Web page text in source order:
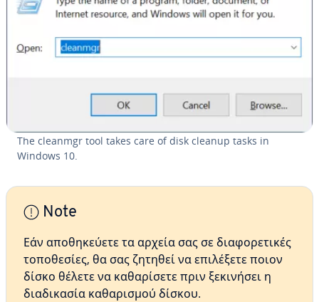
The cleanmgr tool takes care of disk cleanup tasks in
Windows 10.
Note
Εάν αποθηκεύετε τα αρχεία σας σε διαφορετικές
τοποθεσίες, θα σας ζητηθεί να επιλέξετε ποιον
δίσκο θέλετε να καθαρίσετε πριν ξεκινήσει η
διαδικασία καθαρισμού δίσκου.